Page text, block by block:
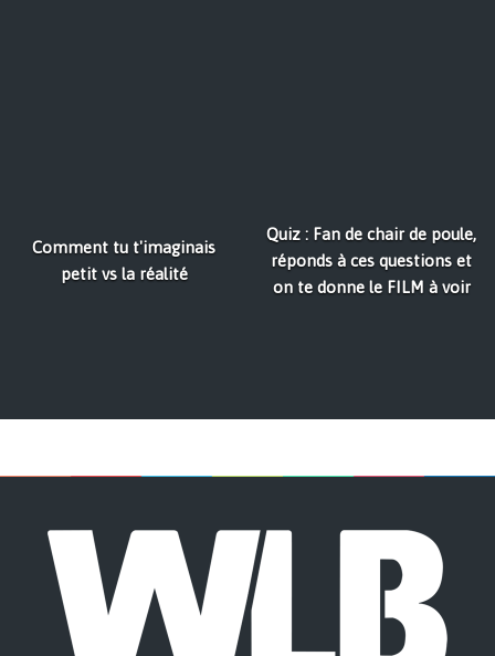
Comment tu t'imaginais
petit vs la réalité
Quiz : Fan de chair de poule,
réponds à ces questions et
on te donne le FILM à voir